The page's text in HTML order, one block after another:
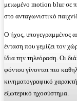
μειωμένο motion blur σε
στο ανταγωνιστικό
Ο ήχος, υπογεγραμμένος
ένταση που γεμίζει τον
ίδια την τηλεόραση. Οι
φόντου γίνονται πιο
κινηματογραφικό
εξωτερικό ηχοσύστημα.